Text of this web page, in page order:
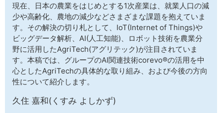
現在、日本の農業をはじめとする1次産業は、就業人口の減
少や高齢化、農地の減少などさまざまな課題を抱えていま
す。その解決の切り札として、IoT(Internet of Things)や
ビッグデータ解析、AI(人工知能)、ロボット技術を農業分
野に活用したAgriTech(アグリテック)が注目されていま
す。本稿では、グループのAI関連技術corevo®の活用を中
心としたAgriTechの具体的な取り組み、および今後の方向
性について紹介します。
久住 嘉和(くすみ よしかず)